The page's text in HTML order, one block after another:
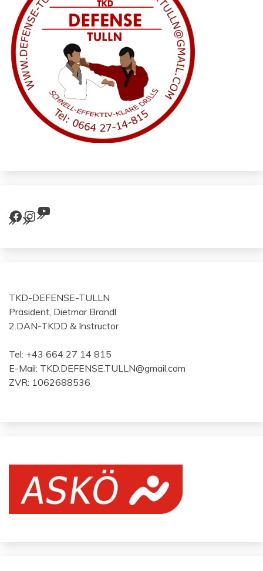
Facebook
Instagram
YouTube
TKD-DEFENSE-TULLN
Präsident, Dietmar Brandl
2.DAN-TKDD & Instructor
Tel: +43 664 27 14 815
E-Mail: TKD.DEFENSE.TULLN@gmail.com
ZVR: 1062688536